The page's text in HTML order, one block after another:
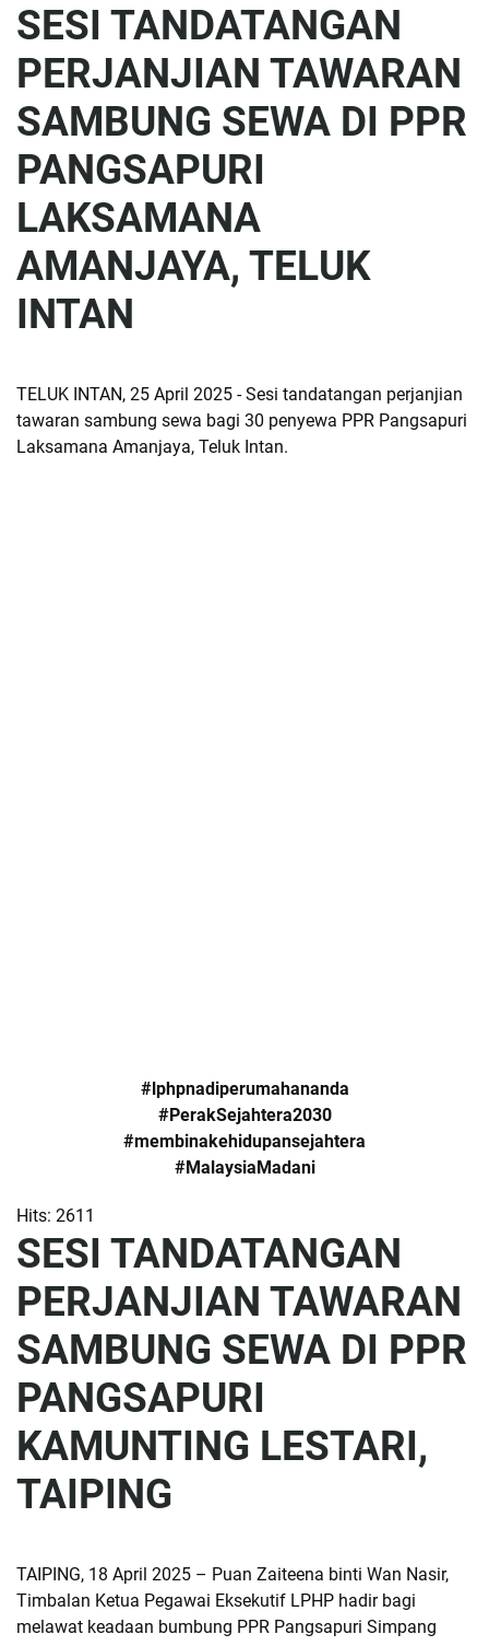
SESI TANDATANGAN
PERJANJIAN TAWARAN
SAMBUNG SEWA DI PPR
PANGSAPURI
LAKSAMANA
AMANJAYA, TELUK
INTAN
TELUK INTAN, 25 April 2025 - Sesi tandatangan perjanjian
tawaran sambung sewa bagi 30 penyewa PPR Pangsapuri
Laksamana Amanjaya, Teluk Intan.
#lphpnadiperumahananda
#PerakSejahtera2030
#membinakehidupansejahtera
#MalaysiaMadani
Hits: 2611
SESI TANDATANGAN
PERJANJIAN TAWARAN
SAMBUNG SEWA DI PPR
PANGSAPURI
KAMUNTING LESTARI,
TAIPING
TAIPING, 18 April 2025 – Puan Zaiteena binti Wan Nasir,
Timbalan Ketua Pegawai Eksekutif LPHP hadir bagi
melawat keadaan bumbung PPR Pangsapuri Simpang